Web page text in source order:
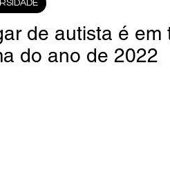
de autista é em
do ano de 2022